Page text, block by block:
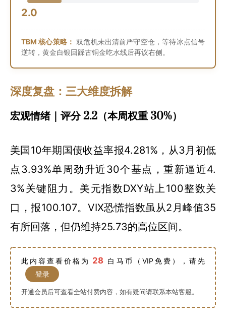
2.0
TBM 核心策略： 双危机未出清前严守空仓，等待冰点信号
逆转，黄金白银回踩古铜金吃水线后再议右侧。
深度复盘：三大维度拆解
宏观情绪｜评分 2.2（本周权重 30%）
美国10年期国债收益率报4.281%，从3月初低
点3.93%单周劲升近30个基点，重新逼近4.
3%关键阻力。美元指数DXY站上100整数关
口，报100.107。VIX恐慌指数虽从2月峰值35
有所回落，但仍维持25.73的高位区间。
此内容查看价格为 28 白马币（VIP免费），请先
登录
开通会员后可查看全站付费内容，如有疑问请联系本站客服。